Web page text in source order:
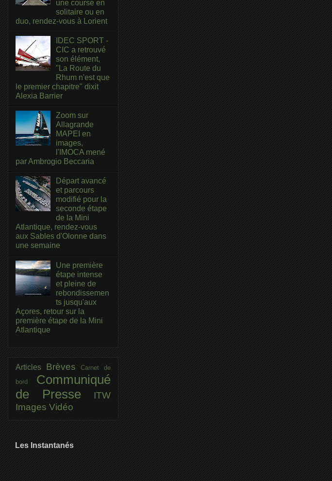
une course en
solitaire ou en
duo, rendez-vous à Lorient
IDEC SPORT -
CIC a retrouvé
son élément,
"La Route du
Rhum n'est que
le premier chapitre" dixit
Alexia Barrier
Zoom sur
Allagrande
MAPEI en
images,
l'IMOCA mené
par Ambrogio Beccaria
Départ avancé
et parcours
modifié pour la
seconde étape
de la Mini
Atlantique, rendez-vous
aux Sables d'Olonne dans
une semaine
Une première
étape intense
et pleine de
rebondissemen
ts jusqu'aux
Açores, retour sur la
première étape de la Mini
Atlantique
Articles BrèvesCarnet de
bord Communiqué
de Presse
ITW
Images Vidéo
Les Instantanés